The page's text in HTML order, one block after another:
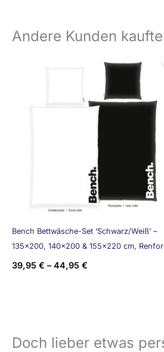
Andere Kunden
Bench Bettwäsche-Set ‘Schwarz/Weiß’ –
135×200, 140×200 & 155×220 cm,
39,95 € –44,95 €
Doch lieber etwas